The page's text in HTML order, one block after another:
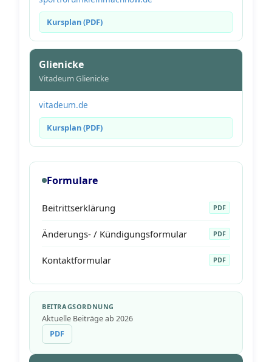
Kursplan (PDF)
Glienicke
Vitadeum Glienicke
vitadeum.de
Kursplan (PDF)
Formulare
Beitrittserklärung PDF
Änderungs- / Kündigungsformular PDF
Kontaktformular PDF
BEITRAGSORDNUNG
Aktuelle Beiträge ab 2026
PDF